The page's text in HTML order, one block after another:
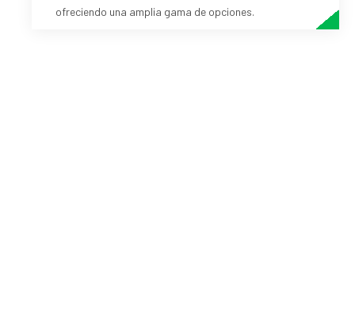
ofreciendo una amplia gama de opciones.